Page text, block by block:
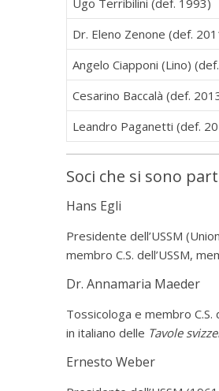
Ugo Terribilini (def. 1993)
Dr. Eleno Zenone (def.
Angelo Ciapponi (Lino)
Cesarino Baccalà (def.
Leandro Paganetti (def.
Soci che si sono
Hans Egli
Presidente dell’USSM
membro C.S. dell’USSM,
Dr. Annamaria Maeder
Tossicologa e membro
in italiano delle Tavole
Ernesto Weber